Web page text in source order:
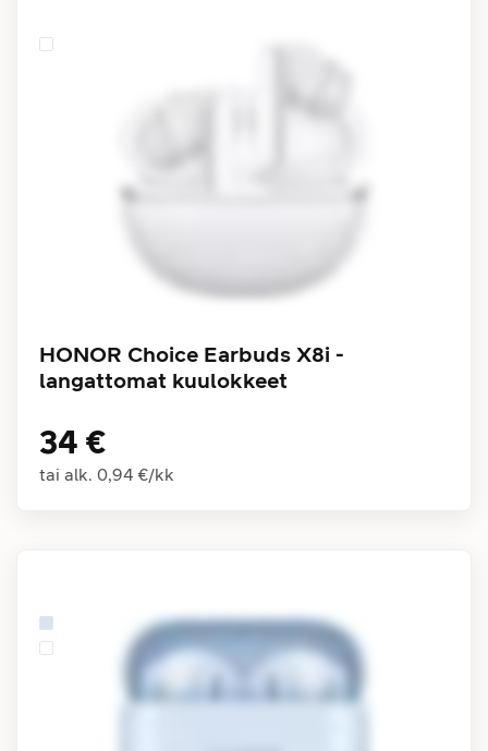
HONOR Choice Earbuds X8i -
langattomat kuulokkeet
34 €
tai alk. 0,94 €/kk